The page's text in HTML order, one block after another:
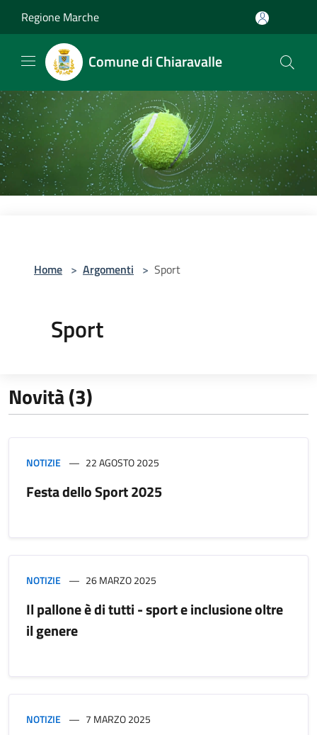
Regione Marche
Comune di Chiaravalle
Home > Argomenti > Sport
Sport
Novità (3)
NOTIZIE 22 AGOSTO 2025
Festa dello Sport 2025
NOTIZIE 26 MARZO 2025
Il pallone è di tutti - sport e inclusione oltre
il genere
NOTIZIE 7 MARZO 2025